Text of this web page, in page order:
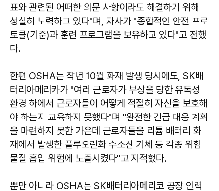
표와 관련된 어떠한 의문 사항이라도 해결하기 위해
성실히 노력하고 있다"며, 자사가 "종합적인 안전 프로
토콜(기준)과 훈련 프로그램을 보유하고 있다"고 전했
다.
한편 OSHA는 작년 10월 화재 발생 당시에도, SK배
터리아메리카가 "여러 근로자가 부상을 당한 유독성
환경 하에서 근로자들이 어떻게 적절히 자신을 보호해
야 하는지 교육하지 못했다"며 "완전한 긴급 대응 계획
을 마련하지 못한 가운데 근로자들을 리튬 배터리 화
재에서 발생한 플루오린화 수소산 기체 등 각종 위험
물질 흡입 위험에 노출시켰다"고 지적했다.
뿐만 아니라 OSHA는 SK배터리아메리코 공장 인력